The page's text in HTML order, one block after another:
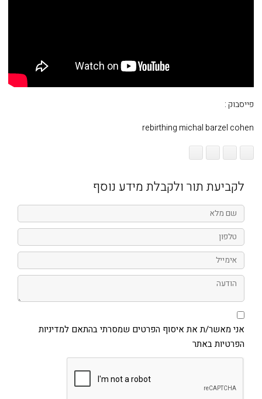
לקביעת תור ולקבלת מידע נוסף
שם
מלא
טלפון
אימייל
הודעה
אני
מאשר/ת
את
הפרטים
שמסרתי
באתר
אני מאשר/ת את איסוף הפרטים שמסרתי בהתאם למדיניות
הפרטיות באתר
פייסבוק :
rebirthing michal barzel cohen